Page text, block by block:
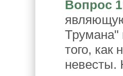
Вопрос 1
Трумана"
того,
невесты.